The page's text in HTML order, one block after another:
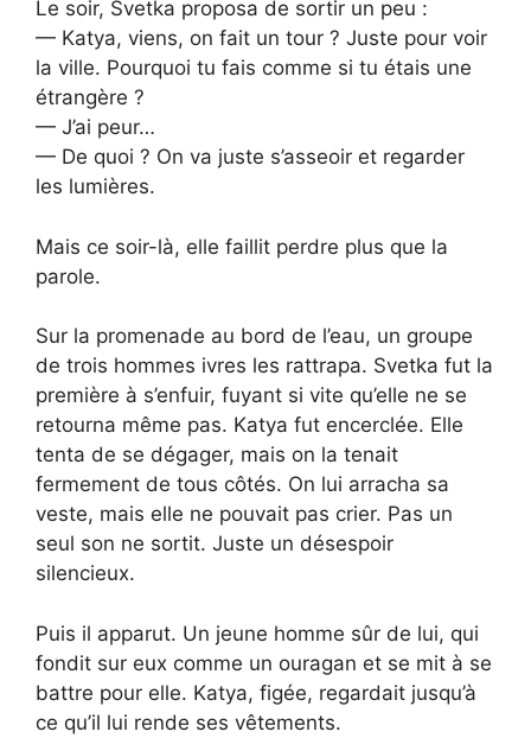
Le soir, Svetka proposa de sortir un peu :
— Katya, viens, on fait un tour ? Juste pour voir
la ville. Pourquoi tu fais comme si tu étais une
étrangère ?
— J’ai peur…
— De quoi ? On va juste s’asseoir et regarder
les lumières.
Mais ce soir-là, elle faillit perdre plus que la
parole.
Sur la promenade au bord de l’eau, un groupe
de trois hommes ivres les rattrapa. Svetka fut la
première à s’enfuir, fuyant si vite qu’elle ne se
retourna même pas. Katya fut encerclée. Elle
tenta de se dégager, mais on la tenait
fermement de tous côtés. On lui arracha sa
veste, mais elle ne pouvait pas crier. Pas un
seul son ne sortit. Juste un désespoir
silencieux.
Puis il apparut. Un jeune homme sûr de lui, qui
fondit sur eux comme un ouragan et se mit à se
battre pour elle. Katya, figée, regardait jusqu’à
ce qu’il lui rende ses vêtements.